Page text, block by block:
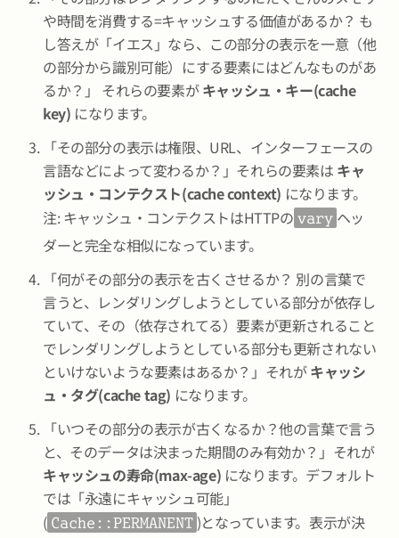
や時間を消費する=キャッシュする価値があるか？ も
し答えが「イエス」なら、この部分の表示を一意（他
の部分から識別可能）にする要素にはどんなものがあ
るか？」 それらの要素がキャッシュ・キー(cache
key) になります。
「その部分の表示は権限、URL、インターフェースの
言語などによって変わるか？」それらの要素は キャ
ッシュ・コンテクスト(cache context) になります。
注: キャッシュ・コンテクストはHTTPの vary ヘッ
ダーと完全な相似になっています。
「何がその部分の表示を古くさせるか？ 別の言葉で
言うと、レンダリングしようとしている部分が依存し
ていて、その（依存されてる）要素が更新されること
でレンダリングしようとしている部分も更新されない
といけないような要素はあるか？」それがキャッシ
ュ・タグ(cache tag) になります。
「いつその部分の表示が古くなるか？他の言葉で言う
と、そのデータは決まった期間のみ有効か？」それが
キャッシュの寿命(max-age) になります。デフォルト
では「永遠にキャッシュ可能」
( Cache::PERMANENT )となっています。表示が決